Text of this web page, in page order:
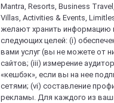
Mantra, Resorts, Business
Villas, Activities & Events,
желают хранить информацию
следующих целей: (i)
вами услуг (вы не можете от
сайтов; (iii) измерение
«кешбэк», если вы на нее
сетями; (vi) составление
рекламы. Для каждого из